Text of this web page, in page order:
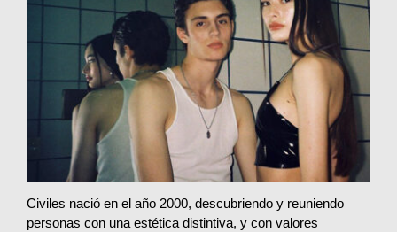
Civiles nació en el año 2000, descubriendo y reuniendo
personas con una estética distintiva, y con valores